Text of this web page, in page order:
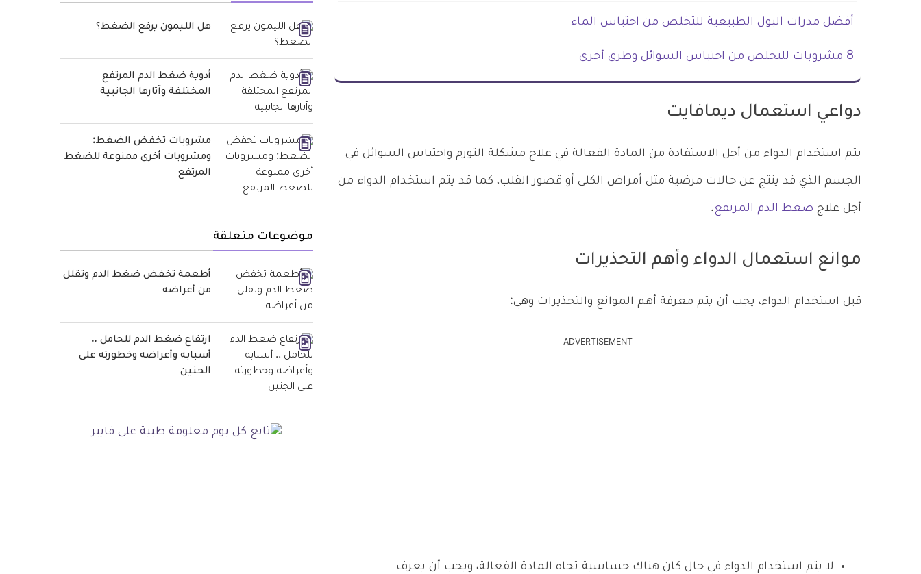
أفضل مدرات البول الطبيعية للتخلص من احتباس الماء
8 مشروبات للتخلص من احتباس السوائل وطرق أخرى
دواعي استعمال ديمافايت
يتم استخدام الدواء من أجل الاستفادة من المادة الفعالة في علاج مشكلة التورم واحتباس السوائل في
الجسم الذي قد ينتج عن حالات مرضية مثل أمراض الكلى أو قصور القلب، كما قد يتم استخدام الدواء من
أجل علاج ضغط الدم المرتفع.
موانع استعمال الدواء وأهم التحذيرات
قبل استخدام الدواء، يجب أن يتم معرفة أهم الموانع والتحذيرات وهي:
ADVERTISEMENT
لا يتم استخدام الدواء في حال كان هناك حساسية تجاه المادة الفعالة، ويجب أن يعرف
هل الليمون يرفع الضغط؟
أدوية ضغط الدم المرتفع
المختلفة وآثارها الجانبية
مشروبات تخفض الضغط:
ومشروبات أخرى ممنوعة للضغط
المرتفع
موضوعات متعلقة
أطعمة تخفض ضغط الدم وتقلل
من أعراضه
ارتفاع ضغط الدم للحامل ..
أسبابه وأعراضه وخطورته على
الجنين